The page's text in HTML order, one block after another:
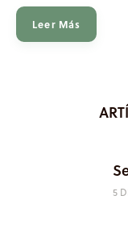
Leer Más
5